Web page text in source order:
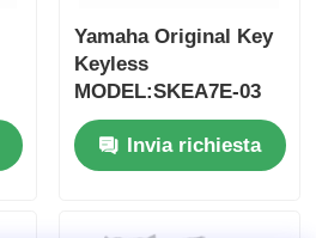
Yamaha Original Key
Keyless
MODEL:SKEA7E-03
Per Yamaha Smart
Remote Key B74-
H6261-02/662F-
Invia richiesta